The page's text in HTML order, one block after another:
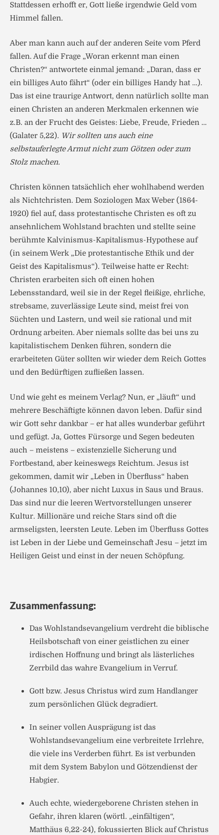
Stattdessen erhofft er, Gott ließe irgendwie Geld vom
Himmel fallen.
Aber man kann auch auf der anderen Seite vom Pferd
fallen. Auf die Frage „Woran erkennt man einen
Christen?“ antwortete einmal jemand: „Daran, dass er
ein billiges Auto fährt“ (oder ein billiges Handy hat …).
Das ist eine traurige Antwort, denn natürlich sollte man
einen Christen an anderen Merkmalen erkennen wie
z.B. an der Frucht des Geistes: Liebe, Freude, Frieden …
(Galater 5,22). Wir sollten uns auch eine
selbstauferlegte Armut nicht zum Götzen oder zum
Stolz machen.
Christen können tatsächlich eher wohlhabend werden
als Nichtchristen. Dem Soziologen Max Weber (1864-
1920) fiel auf, dass protestantische Christen es oft zu
ansehnlichem Wohlstand brachten und stellte seine
berühmte Kalvinismus-Kapitalismus-Hypothese auf
(in seinem Werk „Die protestantische Ethik und der
Geist des Kapitalismus“). Teilweise hatte er Recht:
Christen erarbeiten sich oft einen hohen
Lebensstandard, weil sie in der Regel fleißige, ehrliche,
strebsame, zuverlässige Leute sind, meist frei von
Süchten und Lastern, und weil sie rational und mit
Ordnung arbeiten. Aber niemals sollte das bei uns zu
kapitalistischem Denken führen, sondern die
erarbeiteten Güter sollten wir wieder dem Reich Gottes
und den Bedürftigen zufließen lassen.
Und wie geht es meinem Verlag? Nun, er „läuft“ und
mehrere Beschäftigte können davon leben. Dafür sind
wir Gott sehr dankbar – er hat alles wunderbar geführt
und gefügt. Ja, Gottes Fürsorge und Segen bedeuten
auch – meistens – existenzielle Sicherung und
Fortbestand, aber keineswegs Reichtum. Jesus ist
gekommen, damit wir „Leben in Überfluss“ haben
(Johannes 10,10), aber nicht Luxus in Saus und Braus.
Das sind nur die leeren Wertvorstellungen unserer
Kultur. Millionäre und reiche Stars sind oft die
armseligsten, leersten Leute. Leben im Überfluss Gottes
ist Leben in der Liebe und Gemeinschaft Jesu – jetzt im
Heiligen Geist und einst in der neuen Schöpfung.
Zusammenfassung:
Das Wohlstandsevangelium verdreht die biblische
Heilsbotschaft von einer geistlichen zu einer
irdischen Hoffnung und bringt als lästerliches
Zerrbild das wahre Evangelium in Verruf.
Gott bzw. Jesus Christus wird zum Handlanger
zum persönlichen Glück degradiert.
In seiner vollen Ausprägung ist das
Wohlstandsevangelium eine verbreitete Irrlehre,
die viele ins Verderben führt. Es ist verbunden
mit dem System Babylon und Götzendienst der
Habgier.
Auch echte, wiedergeborene Christen stehen in
Gefahr, ihren klaren (wörtl. „einfältigen“,
Matthäus 6,22-24), fokussierten Blick auf Christus